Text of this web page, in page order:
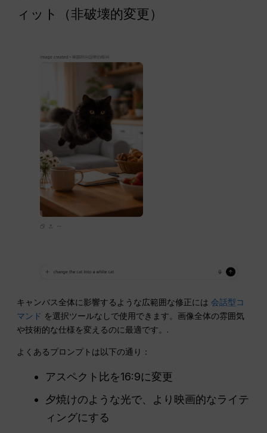
ィット（非破壊的変更）
キャンバス全体に影響するような広範囲な修正には会話型コ
マンド を選択ツールなしで使用できます。画像全体の雰囲気
や技術的な仕様を変えるのに最適です。.
よくあるプロンプトは以下の通り：
アスペクト比を16:9に変更
夕焼けのような光で、より映画的なライテ
ィングにする